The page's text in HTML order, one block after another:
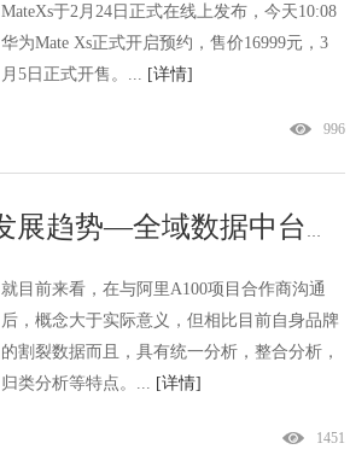
MateXs于2月24日正式在线上发布，今天10:08
华为Mate Xs正式开启预约，售价16999元，3
月5日正式开售。...
[详情]
996
疫情下零售业发展趋势—全域数据中台的实质意义
就目前来看，在与阿里A100项目合作商沟通
后，概念大于实际意义，但相比目前自身品牌
的割裂数据而且，具有统一分析，整合分析，
归类分析等特点。... [详情]
1451